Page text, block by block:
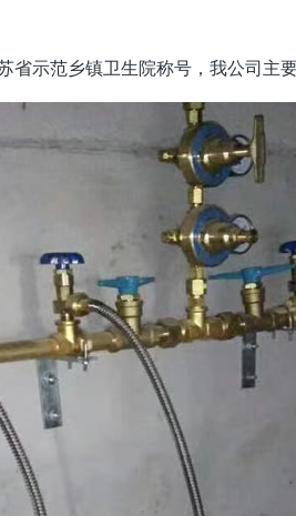
示范乡镇卫生院称号，我公司主